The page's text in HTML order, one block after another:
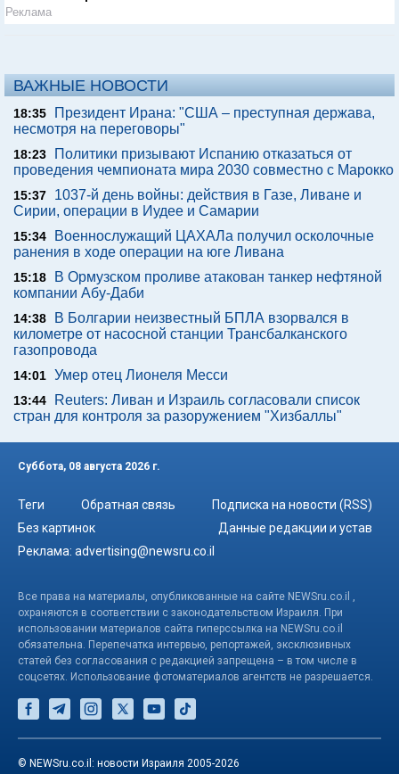
Реклама
ВАЖНЫЕ НОВОСТИ
18:35
Президент Ирана: "США – преступная держава,
несмотря на переговоры"
18:23
Политики призывают Испанию отказаться от
проведения чемпионата мира 2030 совместно с Марокко
15:37
1037-й день войны: действия в Газе, Ливане и
Сирии, операции в Иудее и Самарии
15:34
Военнослужащий ЦАХАЛа получил осколочные
ранения в ходе операции на юге Ливана
15:18
В Ормузском проливе атакован танкер нефтяной
компании Абу-Даби
14:38
В Болгарии неизвестный БПЛА взорвался в
километре от насосной станции Трансбалканского
газопровода
14:01 Умер отец Лионеля Месси
13:44
Reuters: Ливан и Израиль согласовали список
стран для контроля за разоружением "Хизбаллы"
Суббота, 08 августа 2026 г.
Теги Обратная связь
Подписка на новости (RSS)
Без картинок
Данные редакции и устав
Реклама: advertising@newsru.co.il
Все права на материалы, опубликованные на сайте NEWSru.co.il ,
охраняются в соответствии с законодательством Израиля. При
использовании материалов сайта гиперссылка на NEWSru.co.il
обязательна. Перепечатка интервью, репортажей, эксклюзивных
статей без согласования с редакцией запрещена – в том числе в
соцсетях. Использование фотоматериалов агентств не разрешается.
© NEWSru.co.il: новости Израиля 2005-2026